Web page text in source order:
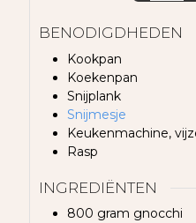
BENODIGDHEDEN
Kookpan
Koekenpan
Snijplank
Snijmesje
Keukenmachine,
Rasp
INGREDIËNTEN
800 gram gnocchi